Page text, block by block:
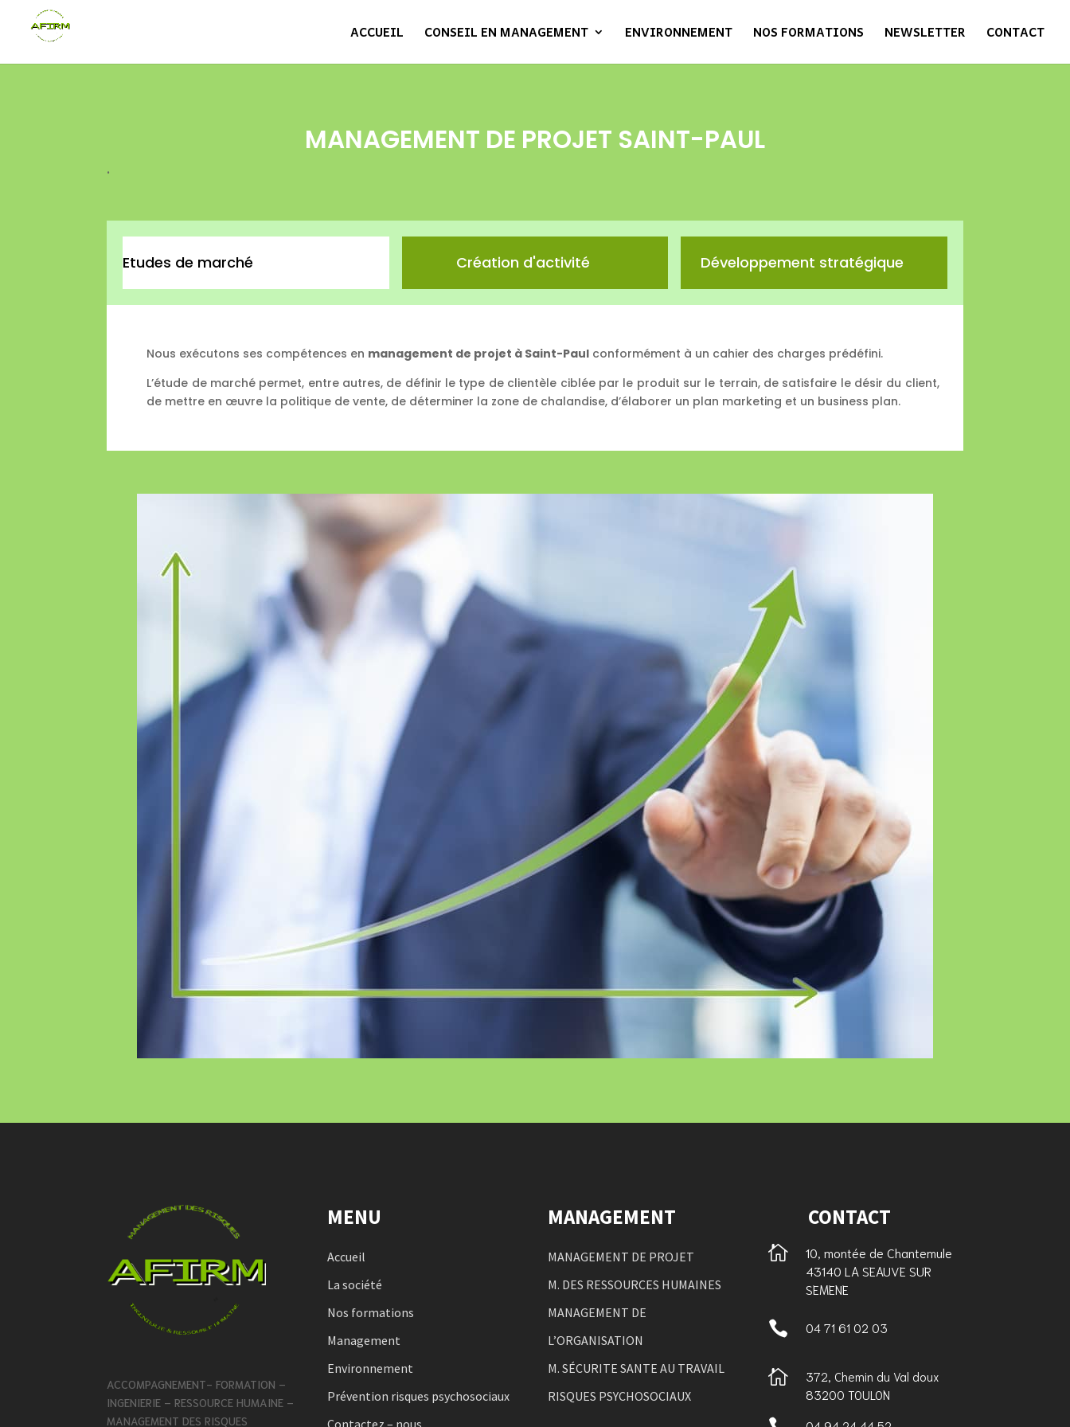
ACCUEIL CONSEIL EN MANAGEMENT ENVIRONNEMENT NOS FORMATIONS NEWSLETTER CONTACT
MANAGEMENT DE PROJET SAINT-PAUL
.
Etudes de marché Création d'activité Développement stratégique
Nous exécutons ses compétences en management de projet à Saint-Paul conformément à un cahier des charges prédéfini.
L’étude de marché permet, entre autres, de définir le type de clientèle ciblée par le produit sur le terrain, de satisfaire le désir du client,
de mettre en œuvre la politique de vente, de déterminer la zone de chalandise, d’élaborer un plan marketing et un business plan.
ACCOMPAGNEMENT- FORMATION –
INGENIERIE – RESSOURCE HUMAINE –
MANAGEMENT DES RISQUES
MENU
Accueil
La société
Nos formations
Management
Environnement
Prévention risques psychosociaux
Contactez – nous
MANAGEMENT
MANAGEMENT DE PROJET
M. DES RESSOURCES HUMAINES
MANAGEMENT DE
L’ORGANISATION
M. SÉCURITE SANTE AU TRAVAIL
RISQUES PSYCHOSOCIAUX
CONTACT

10, montée de Chantemule
43140 LA SEAUVE SUR
SEMENE
 04 71 61 02 03

372, Chemin du Val doux
83200 TOULON